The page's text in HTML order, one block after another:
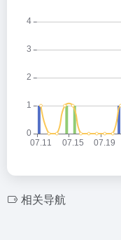
相关导航